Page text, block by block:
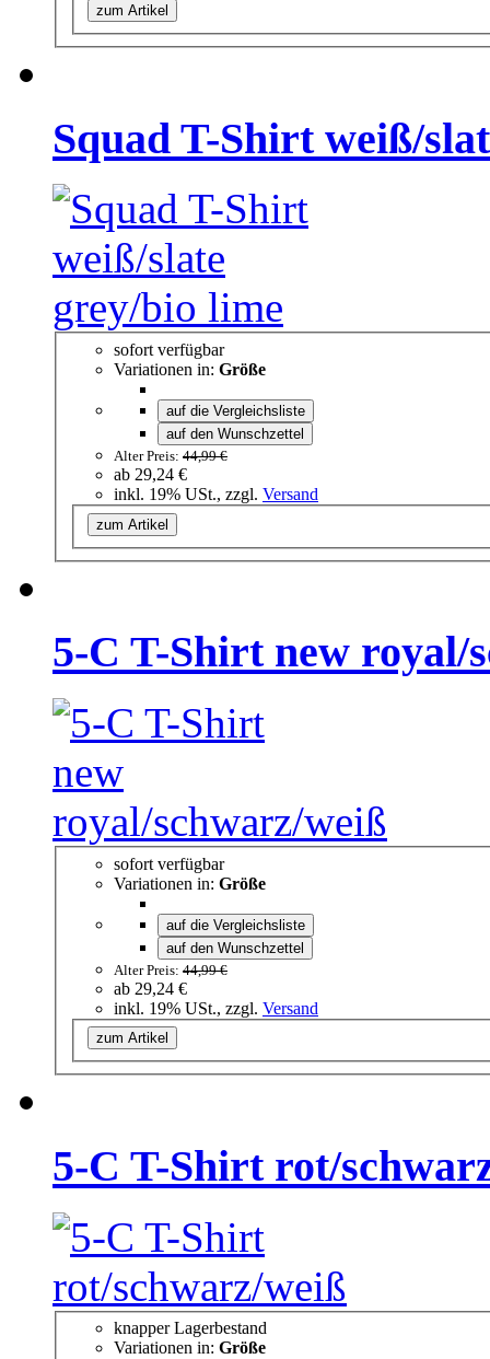
zum Artikel
Squad T-Shirt weiß/
sofort verfügbar
Variationen in: Größe
auf die Vergleichsliste
auf den Wunschzettel
Alter Preis: 44,99 €
ab 29,24 €
inkl. 19% USt., zzgl. Versand
zum Artikel
5-C T-Shirt new royal/
sofort verfügbar
Variationen in: Größe
auf die Vergleichsliste
auf den Wunschzettel
Alter Preis: 44,99 €
ab 29,24 €
inkl. 19% USt., zzgl. Versand
zum Artikel
5-C T-Shirt rot/
knapper Lagerbestand
Variationen in: Größe